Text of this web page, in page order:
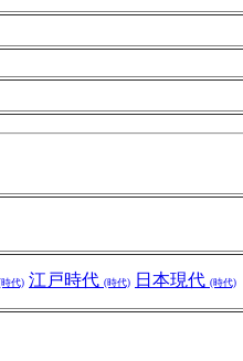
代) 江戸時代 (時代) 日本現代 (時代)